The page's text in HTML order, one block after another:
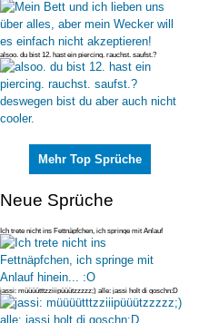
will es einfac
alsoo. du bist 12. hast ein piercing. rauchst. saufst.?
deswegen bist du
Mehr Top Sprüche
Neue Sprüche
Ich trete nicht ins Fettnäpfchen, ich springe mit Anlauf
hinein... :O
jassi: müüüütttzziiipüüützzzzz;) alle: jassi holt di goschn:D